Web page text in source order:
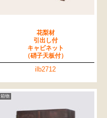
花梨材
引出し付
キャビネット
（硝子天板付）
ilb2712
箱物